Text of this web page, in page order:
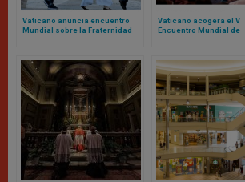
Vaticano anuncia encuentro
Mundial sobre la Fraternidad
Vaticano acogerá el V
Encuentro Mundial de